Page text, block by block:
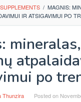
SUPPLEMENTS / MAGNIS:
IR ATSIGAVIMUI PO
po
Thunzira Posted on